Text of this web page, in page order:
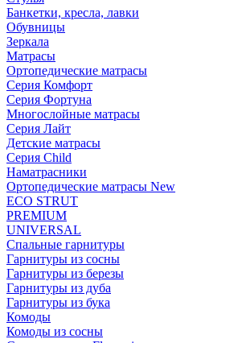
Банкетки, кресла, лавки
Обувницы
Зеркала
Матрасы
Ортопедические матрасы
Серия Комфорт
Серия Фортуна
Многослойные матрасы
Серия Лайт
Детские матрасы
Серия Child
Наматрасники
Ортопедические матрасы New
ECO STRUT
PREMIUM
UNIVERSAL
Спальные гарнитуры
Гарнитуры из сосны
Гарнитуры из березы
Гарнитуры из дуба
Гарнитуры из бука
Комоды
Комоды из сосны